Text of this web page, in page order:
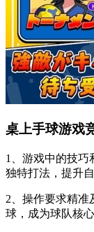
桌上手球游戏
1、游戏中的技巧
独特打法，提升
2、操作要求精准
球，成为球队核心